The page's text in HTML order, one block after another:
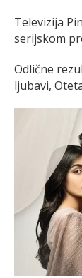
Televizija
serijskom
Odlične
ljubavi,